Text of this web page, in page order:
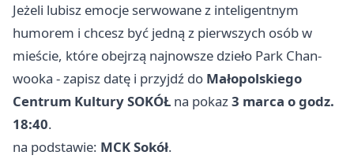
Jeżeli lubisz emocje serwowane z inteligentnym
humorem i chcesz być jedną z pierwszych osób w
mieście, które obejrzą najnowsze dzieło Park Chan-
wooka - zapisz datę i przyjdź do Małopolskiego
Centrum Kultury SOKÓŁ na pokaz3 marca o godz.
18:40.
na podstawie: MCK Sokół.